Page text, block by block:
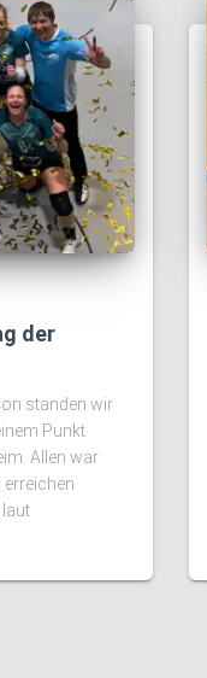
der
standen wir
Punkt
Allen war